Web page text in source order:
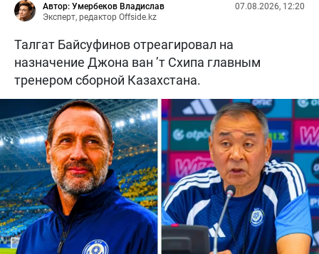
Автор: Умербеков Владислав
Эксперт, редактор Offside.kz
07.08.2026, 12:20
Талгат Байсуфинов отреагировал на
назначение Джона ван ’т Схипа главным
тренером сборной Казахстана.